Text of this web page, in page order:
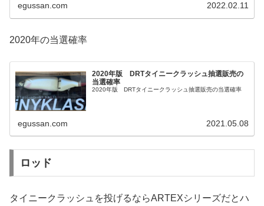
egussan.com 2022.02.11
2020年の当選確率
2020年版 DRTタイニークラッシュ抽選販売の
当選確率
2020年版 DRTタイニークラッシュ抽選販売の当選確率
egussan.com 2021.05.08
ロッド
タイニークラッシュを投げるならARTEXシリーズだとハ